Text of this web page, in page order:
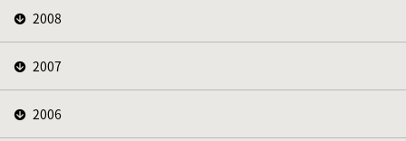
2008
2007
2006